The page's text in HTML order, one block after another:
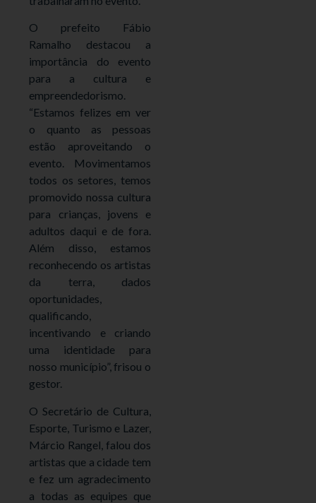
O prefeito Fábio
Ramalho destacou a
importância do evento
para a cultura e
empreendedorismo.
“Estamos felizes em ver
o quanto as pessoas
estão aproveitando o
evento. Movimentamos
todos os setores, temos
promovido nossa cultura
para crianças, jovens e
adultos daqui e de fora.
Além disso, estamos
reconhecendo os artistas
da terra, dados
oportunidades,
qualificando,
incentivando e criando
uma identidade para
nosso município”, frisou o
gestor.
O Secretário de Cultura,
Esporte, Turismo e Lazer,
Márcio Rangel, falou dos
artistas que a cidade tem
e fez um agradecimento
a todas as equipes que